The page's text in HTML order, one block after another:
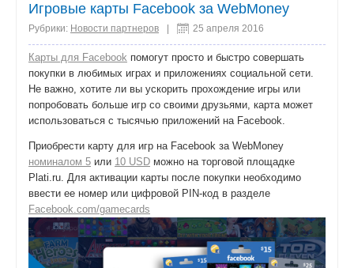
Игровые карты Facebook за WebMoney
Рубрики: Новости партнеров 25 апреля 2016
Карты для Facebook помогут просто и быстро совершать
покупки в любимых играх и приложениях социальной сети.
Не важно, хотите ли вы ускорить прохождение игры или
попробовать больше игр со своими друзьями, карта может
использоваться с тысячью приложений на Facebook.
Приобрести карту для игр на Facebook за WebMoney
номиналом 5 или 10 USD можно на торговой площадке
Plati.ru. Для активации карты после покупки необходимо
ввести ее номер или цифровой PIN-код в разделе
Facebook.com/gamecards